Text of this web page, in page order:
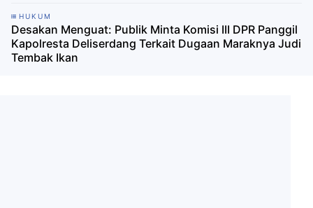
HUKUM
Desakan Menguat: Publik Minta Komisi III DPR Panggil
Kapolresta Deliserdang Terkait Dugaan Maraknya Judi
Tembak Ikan